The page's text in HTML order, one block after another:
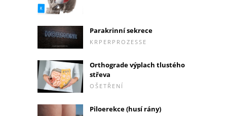
Parakrinní sekrece
KRPERPROZESSE
Orthograde výplach tlustého
střeva
OŠETŘENÍ
Piloerekce (husí rány)